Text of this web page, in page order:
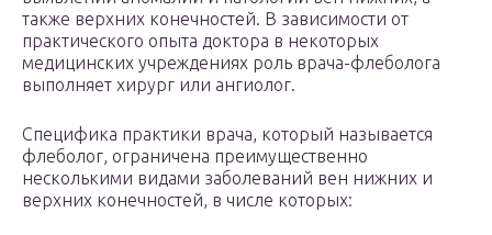
также верхних конечностей. В зависимости от
практического опыта доктора в некоторых
медицинских учреждениях роль врача-флеболога
выполняет хирург или ангиолог.
Специфика практики врача, который называется
флеболог, ограничена преимущественно
несколькими видами заболеваний вен нижних и
верхних конечностей, в числе которых: